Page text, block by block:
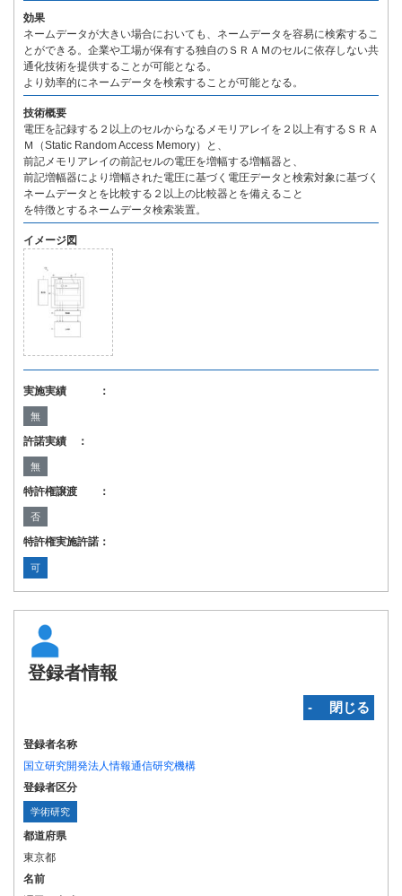
効果
ネームデータが大きい場合においても、ネームデータを容易に検索するこ
とができる。企業や工場が保有する独自のＳＲＡＭのセルに依存しない共
通化技術を提供することが可能となる。
より効率的にネームデータを検索することが可能となる。
技術概要
電圧を記録する２以上のセルからなるメモリアレイを２以上有するＳＲＡ
Ｍ（Static Random Access Memory）と、
前記メモリアレイの前記セルの電圧を増幅する増幅器と、
前記増幅器により増幅された電圧に基づく電圧データと検索対象に基づく
ネームデータとを比較する２以上の比較器とを備えること
を特徴とするネームデータ検索装置。
イメージ図
実施実績 ：
無
許諾実績 ：
無
特許権譲渡 ：
否
特許権実施許諾：
可
登録者情報
‐ 閉じる
登録者名称
国立研究開発法人情報通信研究機構
登録者区分
学術研究
都道府県
東京都
名前